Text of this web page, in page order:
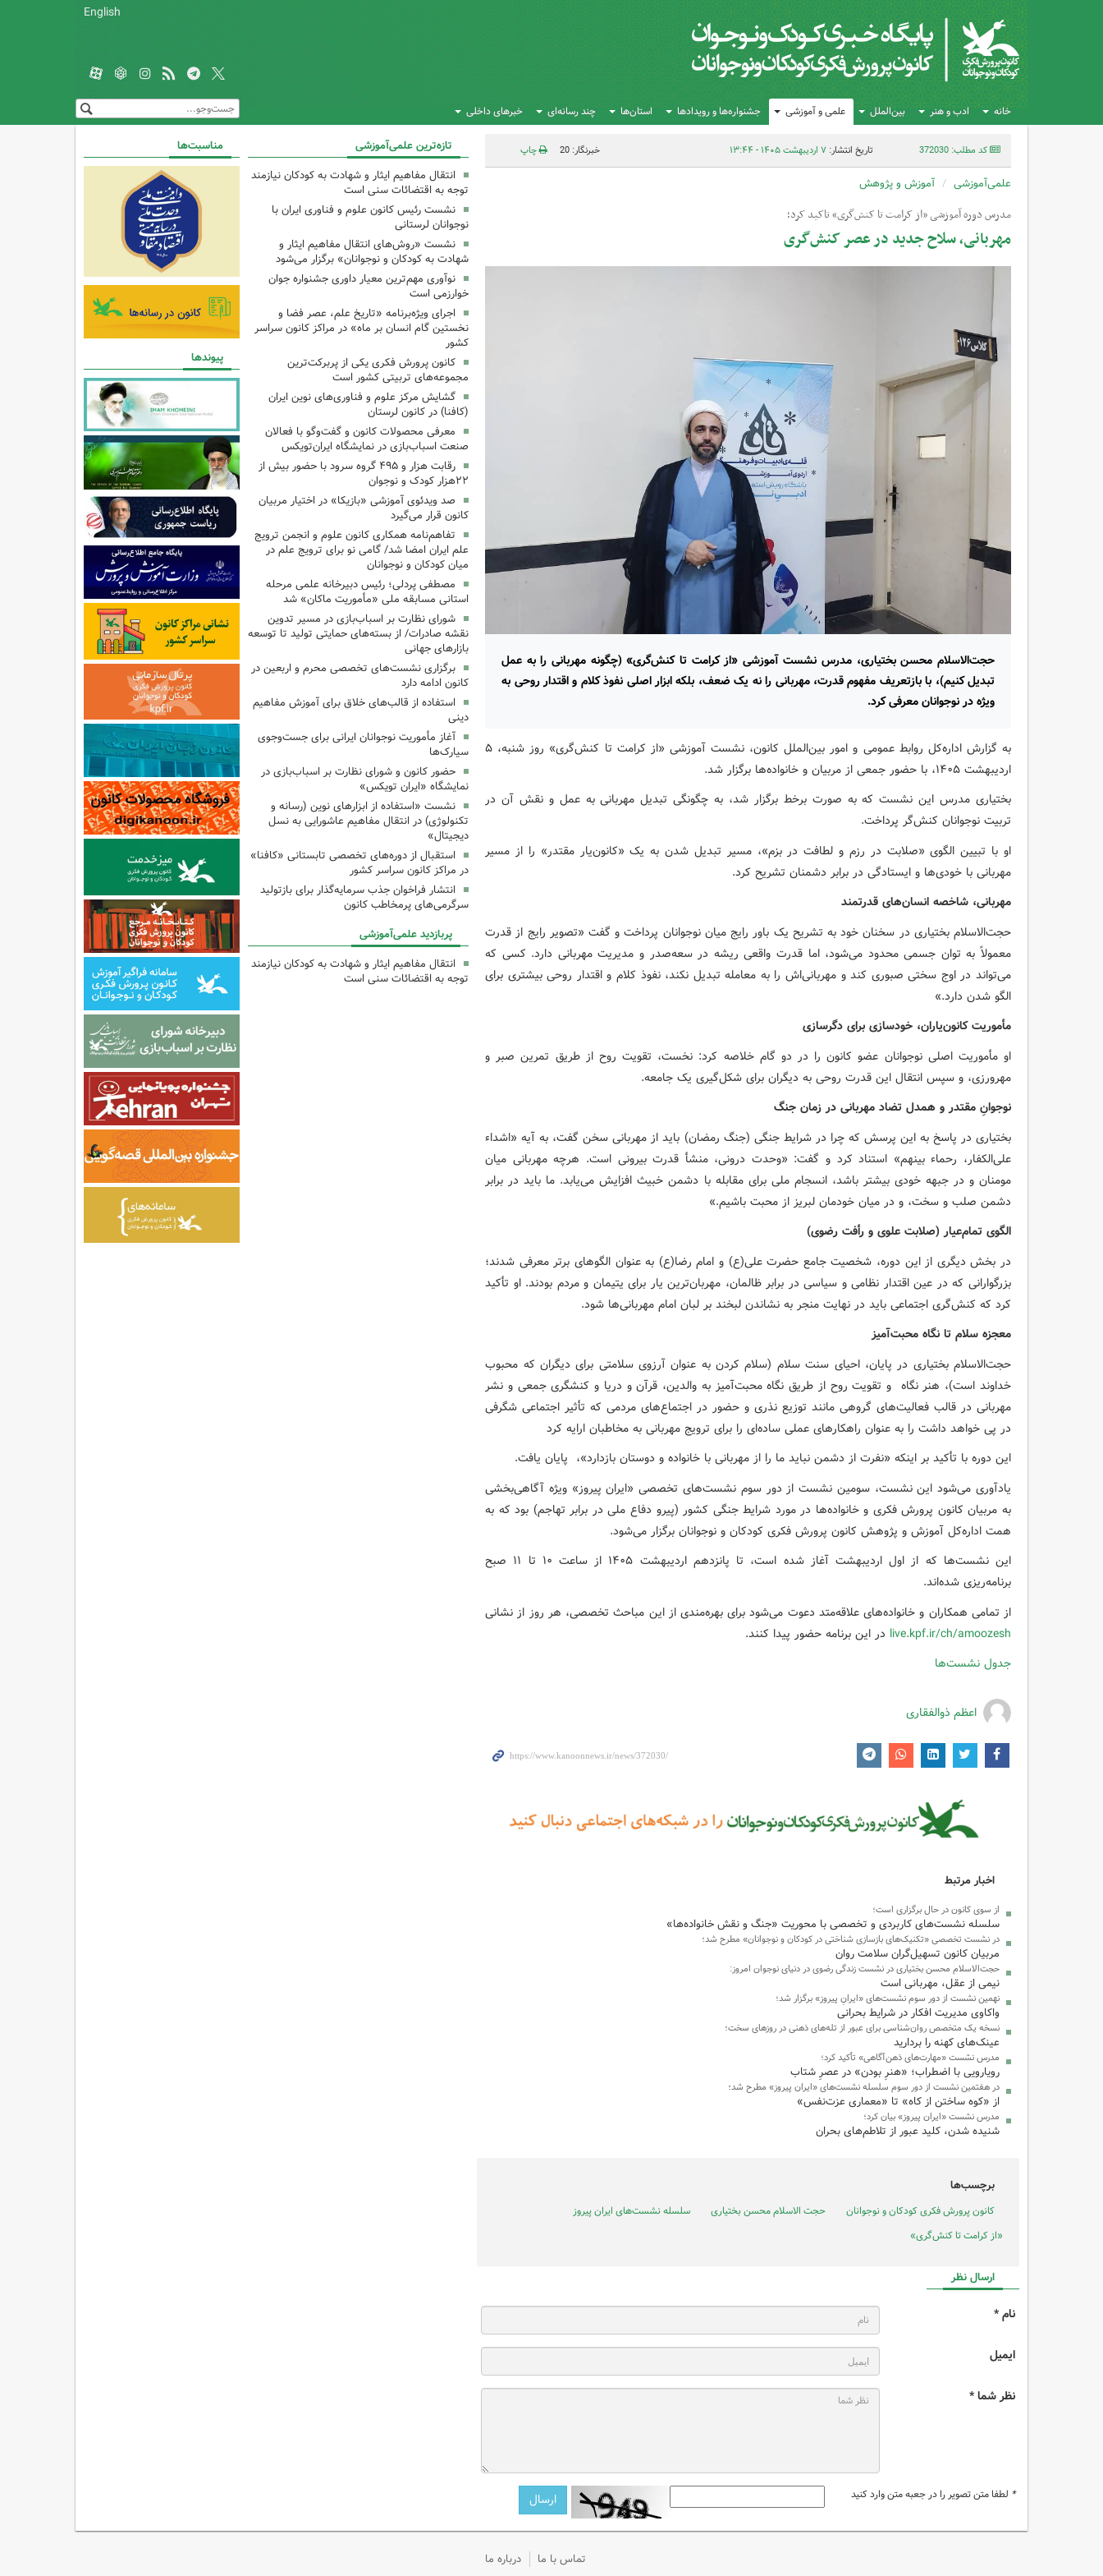
English
خانه ادب و هنر بین‌الملل علمی و آموزشی جشنواره‌ها و رویدادها استان‌ها چند رسانه‌ای خبرهای داخلی
کد مطلب: 372030 تاریخ انتشار:۷ اردیبهشت ۱۴۰۵ - ۱۳:۴۴ خبرنگار: 20 چاپ
علمی‌آموزشی آموزش و پژوهش
مدرس دوره آموزشی «از کرامت تا کنش‌گری» تاکید کرد؛
مهربانی، سلاح جدید در عصر کنش‌گری
حجت‌الاسلام محسن بختیاری، مدرس نشست آموزشی «از کرامت تا کنش‌گری» (چگونه مهربانی را به عمل
تبدیل کنیم)، با بازتعریف مفهوم قدرت، مهربانی را نه یک ضعف، بلکه ابزار اصلی نفوذ کلام و اقتدار روحی به
ویژه در نوجوانان معرفی کرد.
به گزارش اداره‌کل روابط عمومی و امور بین‌الملل کانون، نشست آموزشی «از کرامت تا کنش‌گری» روز شنبه، ۵
اردیبهشت ۱۴۰۵، با حضور جمعی از مربیان و خانواده‌ها برگزار شد.
بختیاری مدرس این نشست که به صورت برخط برگزار شد، به چگونگی تبدیل مهربانی به عمل و نقش آن در
تربیت نوجوانان کنش‌گر پرداخت.
او با تبیین الگوی «صلابت در رزم و لطافت در بزم»، مسیر تبدیل شدن به یک «کانون‌یار مقتدر» را از مسیر
مهربانی با خودی‌ها و ایستادگی در برابر دشمنان تشریح کرد.
مهربانی، شاخصه انسان‌های قدرتمند
حجت‌الاسلام بختیاری در سخنان خود به تشریح یک باور رایج میان نوجوانان پرداخت و گفت «تصویر رایج از قدرت
معمولاً به توان جسمی محدود می‌شود، اما قدرت واقعی ریشه در سعه‌صدر و مدیریت مهربانی دارد. کسی که
می‌تواند در اوج سختی صبوری کند و مهربانی‌اش را به معامله تبدیل نکند، نفوذ کلام و اقتدار روحی بیشتری برای
الگو شدن دارد.»
مأموریت کانون‌یاران، خودسازی برای دگرسازی
او مأموریت اصلی نوجوانان عضو کانون را در دو گام خلاصه کرد: نخست، تقویت روح از طریق تمرین صبر و
مهرورزی، و سپس انتقال این قدرت روحی به دیگران برای شکل‌گیری یک جامعه.
نوجوانِ مقتدر و همدل تضاد مهربانی در زمان جنگ
بختیاری در پاسخ به این پرسش که چرا در شرایط جنگی (جنگ رمضان) باید از مهربانی سخن گفت، به آیه «اشداء
علی‌الکفار، رحماء بینهم» استناد کرد و گفت: «وحدت درونی، منشأ قدرت بیرونی است. هرچه مهربانی میان
مومنان و در جبهه خودی بیشتر باشد، انسجام ملی برای مقابله با دشمن خبیث افزایش می‌یابد. ما باید در برابر
دشمن صلب و سخت، و در میان خودمان لبریز از محبت باشیم.»
الگوی تمام‌عیار (صلابت علوی و رأفت رضوی)
در بخش دیگری از این دوره، شخصیت جامع حضرت علی(ع) و امام رضا(ع) به عنوان الگوهای برتر معرفی شدند؛
بزرگوارانی که در عین اقتدار نظامی و سیاسی در برابر ظالمان، مهربان‌ترین یار برای یتیمان و مردم بودند. او تأکید
کرد که کنش‌گری اجتماعی باید در نهایت منجر به نشاندن لبخند بر لبان امام مهربانی‌ها شود.
معجزه سلام تا نگاه محبت‌آمیز
حجت‌الاسلام بختیاری در پایان، احیای سنت سلام (سلام کردن به عنوان آرزوی سلامتی برای دیگران که محبوب
خداوند است)، هنر نگاه و تقویت روح از طریق نگاه محبت‌آمیز به والدین، قرآن و دریا و کنشگری جمعی و نشر
مهربانی در قالب فعالیت‌های گروهی مانند توزیع نذری و حضور در اجتماع‌های مردمی که تأثیر اجتماعی شگرفی
در پی خواهد داشت را به عنوان راهکارهای عملی ساده‌ای را برای ترویج مهربانی به مخاطبان ارایه کرد
این دوره با تأکید بر اینکه «نفرت از دشمن نباید ما را از مهربانی با خانواده و دوستان بازدارد»، پایان یافت.
یادآوری می‌شود این نشست، سومین نشست از دور سوم نشست‌های تخصصی «ایران پیروز» ویژه آگاهی‌بخشی
به مربیان کانون پرورش فکری و خانواده‌ها در مورد شرایط جنگی کشور (پیرو دفاع ملی در برابر تهاجم) بود که به
همت اداره‌کل آموزش و پژوهش کانون پرورش فکری کودکان و نوجوانان برگزار می‌شود.
این نشست‌ها که از اول اردیبهشت آغاز شده است، تا پانزدهم اردیبهشت ۱۴۰۵ از ساعت ۱۰ تا ۱۱ صبح
برنامه‌ریزی شده‌اند.
از تمامی همکاران و خانواده‌های علاقه‌متد دعوت می‌شود برای بهره‌مندی از این مباحث تخصصی، هر روز از نشانی
live.kpf.ir/ch/amoozesh در این برنامه حضور پیدا کنند.
جدول نشست‌ها
اعظم ذوالفقاری
اخبار مرتبط
از سوی کانون در حال برگزاری است؛
سلسله نشست‌های کاربردی و تخصصی با محوریت «جنگ و نقش خانواده‌ها»
در نشست تخصصی «تکنیک‌های بازسازی شناختی در کودکان و نوجوانان» مطرح شد؛
مربیان کانون تسهیل‌گران سلامت روان
حجت‌الاسلام محسن بختیاری در نشست زندگی رضوی در دنیای نوجوان امروز:
نیمی از عقل، مهربانی است
نهمین نشست از دور سوم نشست‌های «ایرانِ پیروز» برگزار شد؛
واکاوی مدیریت افکار در شرایط بحرانی
نسخه یک متخصص روان‌شناسی برای عبور از تله‌های ذهنی در روزهای سخت؛
عینک‌های کهنه را بردارید
مدرس نشست‌ «مهارت‌های ذهن‌آگاهی» تأکید کرد؛
رویارویی با اضطراب؛ «هنرِ بودن» در عصرِ شتاب
در هفتمین نشست از دور سوم سلسله نشست‌های «ایران پیروز» مطرح شد؛
از «کوه ساختن از کاه» تا «معماری عزت‌نفس»
مدرس نشست «ایران پیروز» بیان کرد؛
شنیده شدن، کلید عبور از تلاطم‌های بحران
برچسب‌ها
کانون پرورش فکری کودکان و نوجوانان حجت الاسلام محسن بختیاری
سلسله نشست‌های ایران پیروز
«از کرامت تا کنش‌گری»
ارسال نظر
نام *
ایمیل
نظر شما *
* لطفا متن تصویر را در جعبه متن وارد کنید
تازه‌ترین علمی‌آموزشی
انتقال مفاهیم ایثار و شهادت به کودکان نیازمند
توجه به اقتضائات سنی است
نشست رئیس کانون علوم و فناوری ایران با
نوجوانان لرستانی
نشست «روش‌های انتقال مفاهیم ایثار و
شهادت به کودکان و نوجوانان» برگزار می‌شود
نوآوری مهم‌ترین معیار داوری جشنواره جوان
خوارزمی است
اجرای ویژه‌برنامه «تاریخ علم، عصر فضا و
نخستین گام انسان بر ماه» در مراکز کانون سراسر
کشور
کانون پرورش فکری یکی از پربرکت‌ترین
مجموعه‌های تربیتی کشور است
گشایش مرکز علوم و فناوری‌های نوین ایران
(کافنا) در کانون لرستان
معرفی محصولات کانون و گفت‌وگو با فعالان
صنعت اسباب‌بازی در نمایشگاه ایران‌تویکس
رقابت هزار و ۴۹۵ گروه سرود با حضور بیش از
۲۲هزار کودک و نوجوان
‌صد ویدئوی آموزشی «بازیکا» در اختیار مربیان
کانون قرار می‌گیرد
تفاهم‌نامه همکاری کانون علوم و انجمن ترویج
علم ایران امضا شد/ گامی نو برای ترویج علم در
میان کودکان و نوجوانان
مصطفی پردلی؛ رئیس دبیرخانه علمی مرحله
استانی مسابقه ملی «مأموریت ماکان» شد
شورای نظارت بر اسباب‌بازی در مسیر تدوین
نقشه صادرات/ از بسته‌های حمایتی تولید تا توسعه
بازارهای جهانی
برگزاری نشست‌های تخصصی محرم و اربعین در
کانون ادامه دارد
استفاده از قالب‌های خلاق برای آموزش مفاهیم
دینی
آغاز مأموریت نوجوانان ایرانی برای جست‌وجوی
سیارک‌ها
حضور کانون و شورای نظارت بر اسباب‌بازی در
نمایشگاه «ایران تویکس»
نشست «استفاده از ابزارهای نوین (رسانه و
تکنولوژی) در انتقال مفاهیم عاشورایی به نسل
دیجیتال»
استقبال از دوره‌های تخصصی تابستانی «کافنا»
در مراکز کانون سراسر کشور
انتشار فراخوان جذب سرمایه‌گذار برای بازتولید
سرگرمی‌های پرمخاطب کانون
پربازدید علمی‌آموزشی
انتقال مفاهیم ایثار و شهادت به کودکان نیازمند
توجه به اقتضائات سنی است
مناسبت‌ها
پیوندها
تماس با ما درباره ما